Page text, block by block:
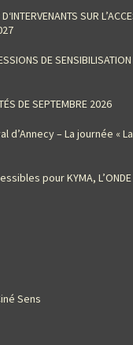
SUR
DE
DE SEPTEMBRE 2026
d’Annecy – La journée «
pour KYMA, L’ONDE
Sens